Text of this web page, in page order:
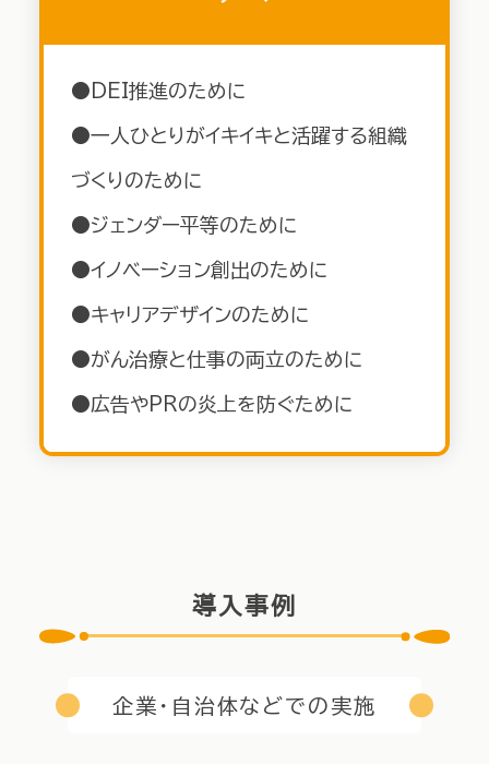
●DEI推進のために
●一人ひとりがイキイキと活躍する組織
づくりのために
●ジェンダー平等のために
●イノベーション創出のために
●キャリアデザインのために
●がん治療と仕事の両立のために
●広告やPRの炎上を防ぐために
導入事例
企業・自治体などでの実施